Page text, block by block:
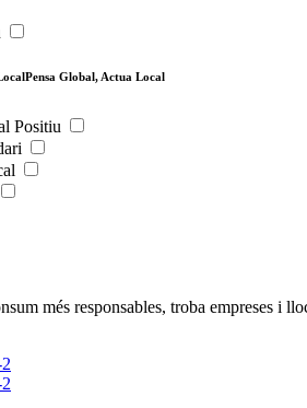
Pensa Global, Actua Local
Positiu
més responsables, troba empreses i